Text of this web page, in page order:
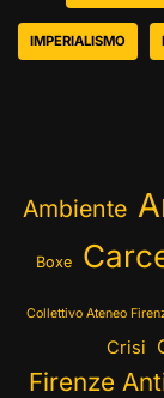
IMPERIALISMO
Ambiente
Boxe
Collettivo Ateneo
Crisi
Firenze